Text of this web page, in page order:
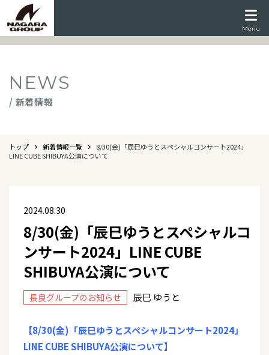
Menu
NEWS
/ 新着情報
トップ 新着情報一覧
8/30(金)「辰巳ゆうとスペシャルコンサート2024」
LINE CUBE SHIBUYA公演について
2024.08.30
8/30(金)「辰巳ゆうとスペシャルコ
ンサート2024」LINE CUBE
SHIBUYA公演について
長良グループのお知らせ 辰巳 ゆうと
【8/30(金)「辰巳ゆうとスペシャルコンサート2024」
LINE CUBE SHIBUYA公演について】